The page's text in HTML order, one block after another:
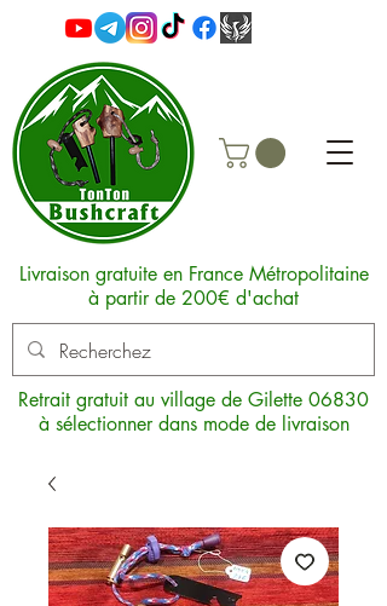
Livraison gratuite en France Métropolitaine
à partir de 200€ d'achat
Retrait gratuit au village de Gilette 06830
à sélectionner dans mode de livraison